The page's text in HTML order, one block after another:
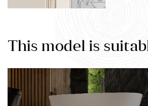
This model is